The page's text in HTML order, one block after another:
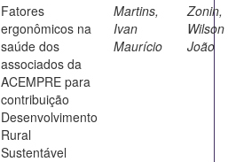
Fatores
ergonômicos na
saúde dos
associados da
ACEMPRE para
contribuição
Desenvolvimento
Rural
Sustentável
Martins,
Ivan
Maurício
Zonin,
Wilson
João